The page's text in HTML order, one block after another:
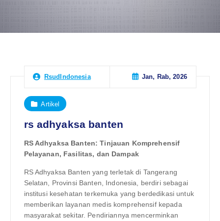
RsudIndonesia Jan, Rab, 2026
Artikel
rs adhyaksa banten
RS Adhyaksa Banten: Tinjauan Komprehensif
Pelayanan, Fasilitas, dan Dampak
RS Adhyaksa Banten yang terletak di Tangerang
Selatan, Provinsi Banten, Indonesia, berdiri sebagai
institusi kesehatan terkemuka yang berdedikasi untuk
memberikan layanan medis komprehensif kepada
masyarakat sekitar. Pendiriannya mencerminkan